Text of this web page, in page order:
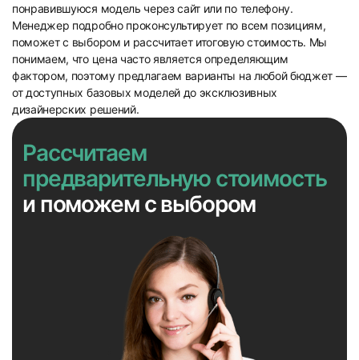
41 42
43
46
понравившуюся модель через сайт или по телефону.
Менеджер подробно проконсультирует по всем позициям,
поможет с выбором и рассчитает итоговую стоимость. Мы
понимаем, что цена часто является определяющим
фактором, поэтому предлагаем варианты на любой бюджет —
от доступных базовых моделей до эксклюзивных
дизайнерских решений.
Рассчитаем
предварительную стоимость
и поможем с выбором